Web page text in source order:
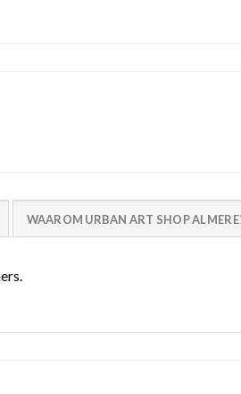
WAAROM URBAN ART SHOP